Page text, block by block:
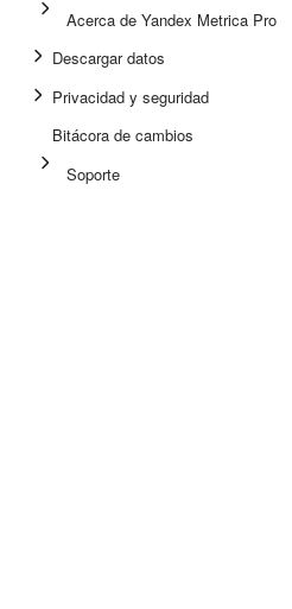
Acerca de Yandex Metrica Pro
Descargar datos
Privacidad y seguridad
Bitácora de cambios
Soporte